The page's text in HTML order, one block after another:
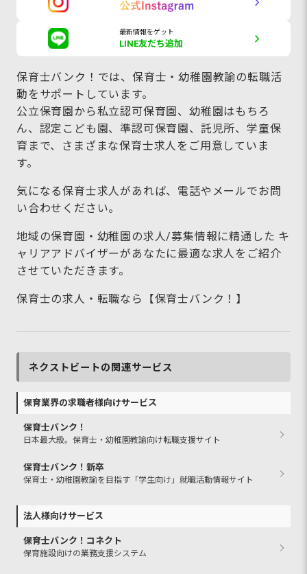
最新情報をゲット
LINE友だち追加
保育士バンク！では、保育士・幼稚園教諭の転職活
動をサポートしています。
公立保育園から私立認可保育園、幼稚園はもちろ
ん、認定こども園、準認可保育園、託児所、学童保
育まで、さまざまな保育士求人をご用意していま
す。
気になる保育士求人があれば、電話やメールでお問
い合わせください。
地域の保育園・幼稚園の求人/募集情報に精通した キ
ャリアアドバイザーがあなたに最適な求人をご紹介
させていただきます。
保育士の求人・転職なら【保育士バンク！】
ネクストビートの関連サービス
保育業界の求職者様向けサービス
保育士バンク！
日本最大級。保育士・幼稚園教諭向け転職支援サイト
保育士バンク！新卒
保育士・幼稚園教諭を目指す「学生向け」就職活動情報サイト
法人様向けサービス
保育士バンク！コネクト
保育施設向けの業務支援システム